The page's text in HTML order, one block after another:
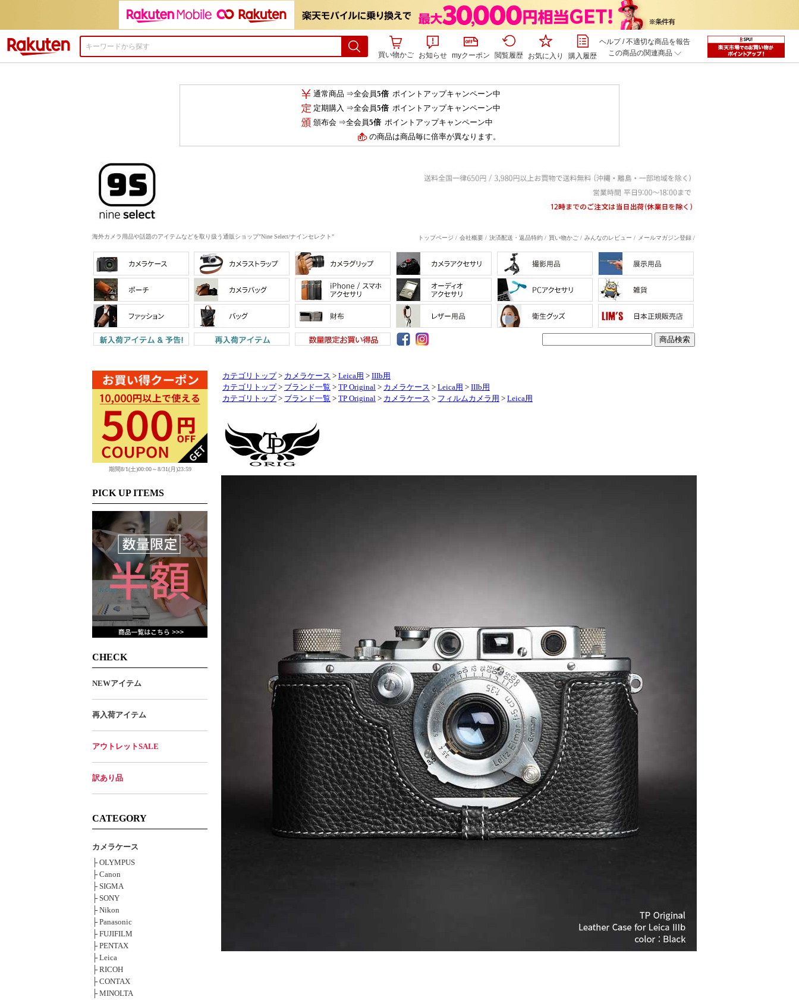
買い物かご
お知らせ myクーポン 閲覧履歴 お気に入り 購入履歴
ヘルプ/不適切な商品を報告
この商品の関連商品
通常商品 ⇒全会員5倍ポイントアップキャンペーン中
定期購入 ⇒全会員5倍ポイントアップキャンペーン中
頒布会 ⇒全会員5倍ポイントアップキャンペーン中
の商品は商品毎に倍率が異なります。
海外カメラ用品や話題のアイテムなどを取り扱う通販ショップ"Nine Select/ナインセレクト" トップページ / 会社概要 / 決済配送・返品特約 / 買い物かご / みんなのレビュー / メールマガジン登録 /
期間8/1(土)00:00～8/31(月)23:59
PICK UP ITEMS
CHECK
NEWアイテム
再入荷アイテム
アウトレットSALE
訳あり品
CATEGORY
カメラケース
├ OLYMPUS
├ Canon
├ SIGMA
├ SONY
├ Nikon
├ Panasonic
├ FUJIFILM
├ PENTAX
├ Leica
├ RICOH
├ CONTAX
├ MINOLTA
カテゴリトップ > カメラケース > Leica用 > IIIb用
カテゴリトップ > ブランド一覧 > TP Original > カメラケース > Leica用 > IIIb用
カテゴリトップ > ブランド一覧 > TP Original > カメラケース > フィルムカメラ用 > Leica用